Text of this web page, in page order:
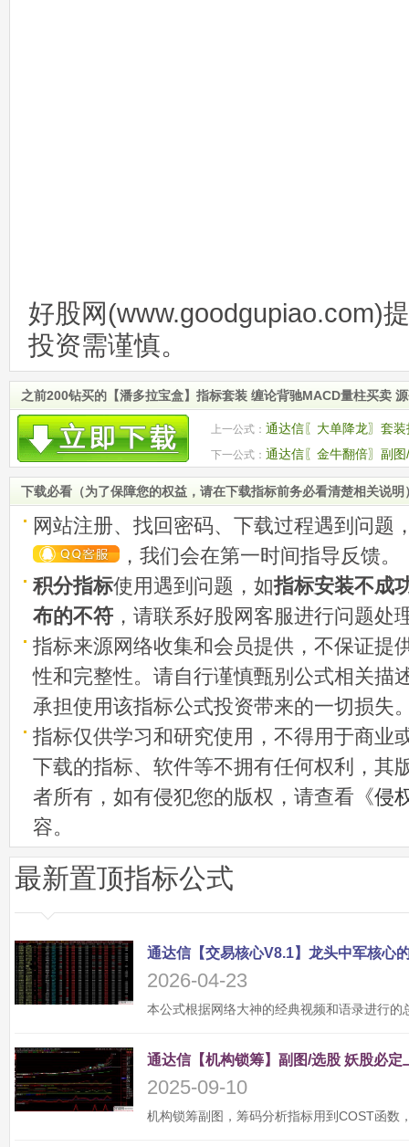
好股网(www.goodgupiao.com)
投资需谨慎。
之前200钻买的【潘多拉宝盒】指标套装 缠论背驰MACD量柱买卖
上一公式： 通达信〖大单降龙〗套
下一公式： 通达信〖金牛翻倍〗副
波行情的股票
下载必看（为了保障您的权益，请在下载指标前务必看清楚相关说明
网站注册、找回密码、下载过程遇到问题
，我们会在第一时间指导反馈。
积分指标使用遇到问题，如指标安装不成
布的不符 ，请联系好股网客服进行问题处
指标来源网络收集和会员提供，不保证提
性和完整性。请自行谨慎甄别公式相关描
承担使用该指标公式投资带来的一切损失
指标仅供学习和研究使用，不得用于商业
下载的指标、软件等不拥有任何权利，其
者所有，如有侵犯您的版权，请查看《侵
容。
最新置顶指标公式
2026-04-23
2025-09-10